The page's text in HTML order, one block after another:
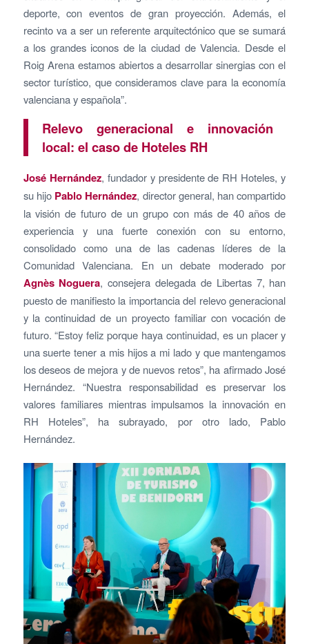
deporte, con eventos de gran proyección.​ Además, el
recinto va a ser un referente arquitectónico que se sumará
a los grandes iconos de la ciudad de Valencia. Desde el
Roig Arena estamos abiertos a desarrollar sinergias con el
sector turístico, que consideramos clave para la economía
valenciana y española”.
Relevo generacional e innovación
local: el caso de Hoteles RH
José Hernández, fundador y presidente de RH Hoteles, y
su hijo Pablo Hernández, director general, han compartido
la visión de futuro de un grupo con más de 40 años de
experiencia y una fuerte conexión con su entorno,
consolidado como una de las cadenas líderes de la
Comunidad Valenciana. En un debate moderado por
Agnès Noguera, consejera delegada de Libertas 7, han
puesto de manifiesto la importancia del relevo generacional
y la continuidad de un proyecto familiar con vocación de
futuro. “Estoy feliz porque haya continuidad, es un placer y
una suerte tener a mis hijos a mi lado y que mantengamos
los deseos de mejora y de nuevos retos”, ha afirmado José
Hernández. “Nuestra responsabilidad es preservar los
valores familiares mientras impulsamos la innovación en
RH Hoteles”, ha subrayado, por otro lado, Pablo
Hernández.